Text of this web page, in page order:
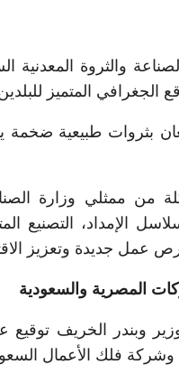
والثروة
الجغرافي المتميز
بثروات طبيعية ضخمة
ممثلي وزارة
الإمداد، التصنيع
عمل جديدة وتعزيز
المصرية والسعودية
وبندر الخريف توقيع
وشركة فلك الأعمال